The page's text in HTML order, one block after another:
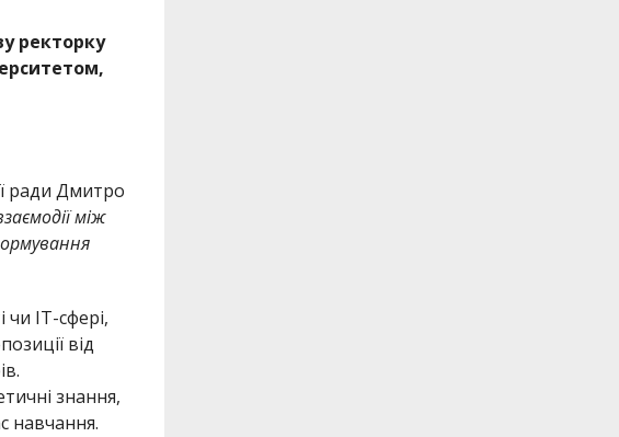
ректорку
ради Дмитро
між
ІТ-сфері,
від
знання,
навчання.